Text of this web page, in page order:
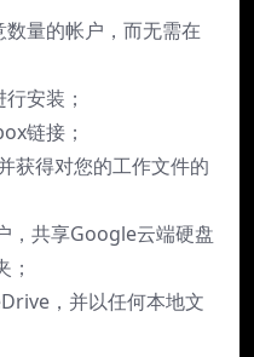
量的帐户，而无需在
安装；
链接；
获得对您的工作文件的
，共享Google云端硬盘
；
，并以任何本地文